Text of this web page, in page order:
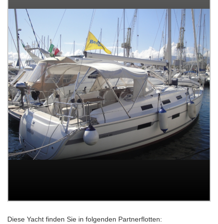
Diese Yacht finden Sie in folgenden Partnerflotten: